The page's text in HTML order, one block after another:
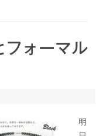
フォーマル
明